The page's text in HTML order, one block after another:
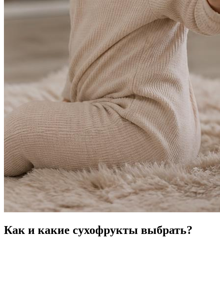
Как и какие сухофрукты выбрать?